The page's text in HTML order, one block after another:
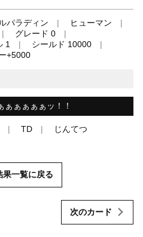
パラディン
ヒューマン
グレード 0
1
シールド 10000
+5000
ぁぁぁぁぁッ！！
TD じんてつ
果一覧に戻る
次のカード